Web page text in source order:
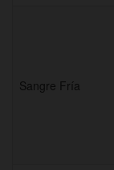
Sangre Fría